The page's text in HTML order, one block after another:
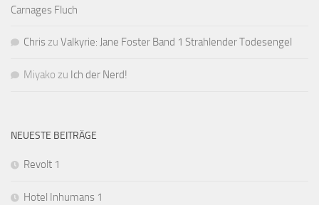
Carnages Fluch
Chriszu Valkyrie: Jane Foster Band 1 Strahlender Todesengel
Miyako zu Ich der Nerd!
NEUESTE BEITRÄGE
Revolt 1
Hotel Inhumans 1